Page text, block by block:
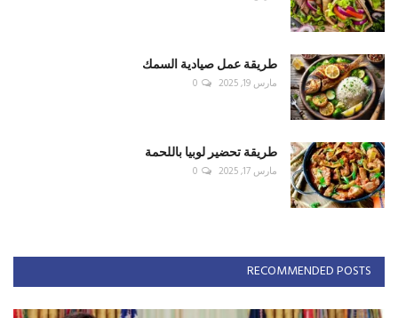
طريقة عمل صيادية السمك
مارس 19, 2025 0
طريقة تحضير لوبيا باللحمة
مارس 17, 2025 0
RECOMMENDED POSTS